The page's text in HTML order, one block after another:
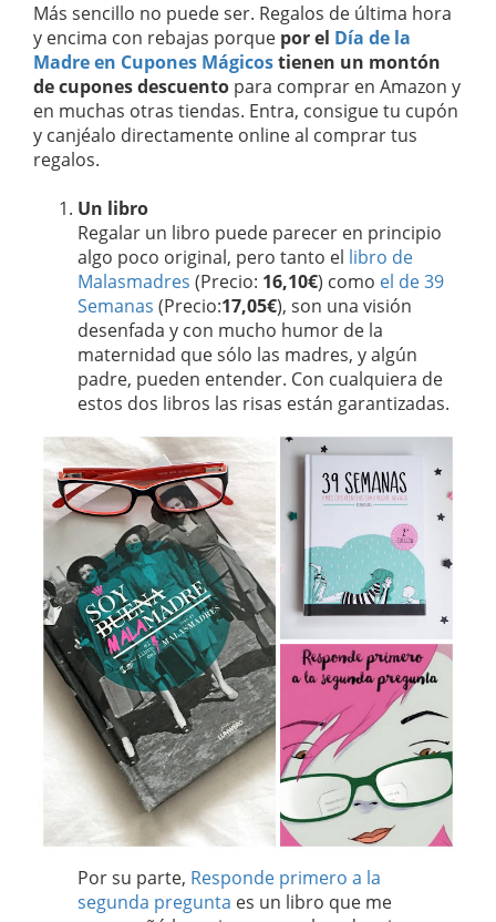
Más sencillo no puede ser. Regalos de última hora
y encima con rebajas porque por el Día de la
Madre en Cupones Mágicostienen un montón
de cupones descuento para comprar en Amazon y
en muchas otras tiendas. Entra, consigue tu cupón
y canjéalo directamente online al comprar tus
regalos.
Un libro
Regalar un libro puede parecer en principio
algo poco original, pero tanto el libro de
Malasmadres (Precio: 16,10€) como el de 39
Semanas (Precio:17,05€), son una visión
desenfada y con mucho humor de la
maternidad que sólo las madres, y algún
padre, pueden entender. Con cualquiera de
estos dos libros las risas están garantizadas.
Por su parte, Responde primero a la
segunda pregunta es un libro que me